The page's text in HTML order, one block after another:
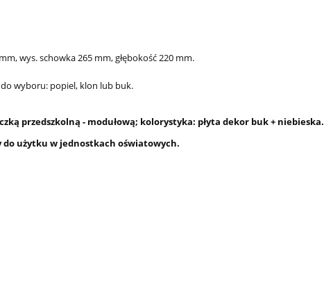
wys. schowka 265 mm, głębokość 220 mm.
wyboru: popiel, klon lub buk.
przedszkolną - modułową; kolorystyka: płyta dekor buk + niebieska.
do użytku w jednostkach oświatowych.